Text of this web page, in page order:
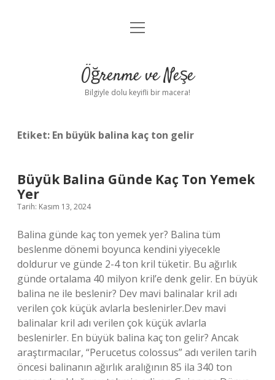
Anasayfa
Yasal Uyarı
menüyü
Öğrenme ve Neşe
Bilgiyle dolu keyifli bir macera!
Etiket: En büyük balina kaç ton gelir
Büyük Balina Günde Kaç Ton Yemek
Yer
Tarih: Kasım 13, 2024
Balina günde kaç ton yemek yer? Balina tüm
beslenme dönemi boyunca kendini yiyecekle
doldurur ve günde 2-4 ton kril tüketir. Bu ağırlık
günde ortalama 40 milyon kril’e denk gelir. En büyük
balina ne ile beslenir? Dev mavi balinalar kril adı
verilen çok küçük avlarla beslenirler.Dev mavi
balinalar kril adı verilen çok küçük avlarla
beslenirler. En büyük balina kaç ton gelir? Ancak
araştırmacılar, “Perucetus colossus” adı verilen tarih
öncesi balinanın ağırlık aralığının 85 ila 340 ton